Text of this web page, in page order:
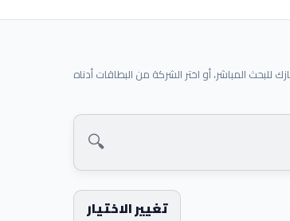
للبحث المباشر، أو اختر الشركة من البطاقات أدناه
🔍
تغيير الاختيار